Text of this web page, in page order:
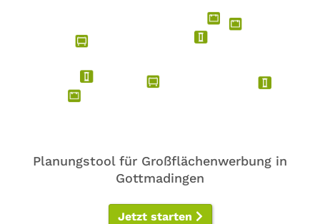
Planungstool für Großflächenwerbung in
Gottmadingen
Jetzt starten